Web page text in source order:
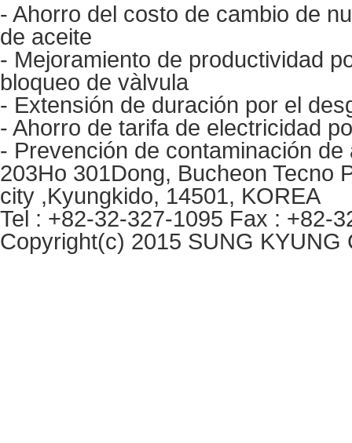
- Ahorro del costo de cambio de
de aceite
- Mejoramiento de productividad
bloqueo de vàlvula
- Extensión de duración por el
- Ahorro de tarifa de electricidad
- Prevención de contaminación
203Ho 301Dong, Bucheon Tecno
city ,Kyungkido, 14501, KOREA
Tel : +82-32-327-1095 Fax : +82-
Copyright(c) 2015 SUNG KYUNG